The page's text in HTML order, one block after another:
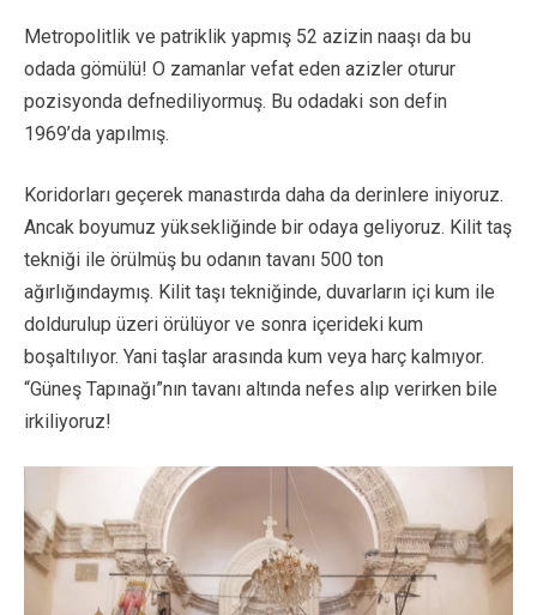
Metropolitlik ve patriklik yapmış 52 azizin naaşı da bu
odada gömülü! O zamanlar vefat eden azizler oturur
pozisyonda defnediliyormuş. Bu odadaki son defin
1969’da yapılmış.
Koridorları geçerek manastırda daha da derinlere iniyoruz.
Ancak boyumuz yüksekliğinde bir odaya geliyoruz. Kilit taş
tekniği ile örülmüş bu odanın tavanı 500 ton
ağırlığındaymış. Kilit taşı tekniğinde, duvarların içi kum ile
doldurulup üzeri örülüyor ve sonra içerideki kum
boşaltılıyor. Yani taşlar arasında kum veya harç kalmıyor.
“Güneş Tapınağı”nın tavanı altında nefes alıp verirken bile
irkiliyoruz!